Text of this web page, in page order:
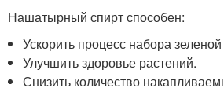
Нашатырный спирт способен:
Ускорить процесс набора
Улучшить здоровье растений.
Снизить количество